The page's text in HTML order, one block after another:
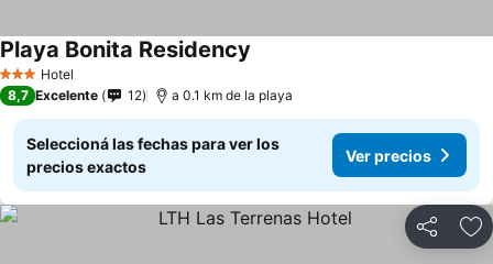
3 Estrellas
Hotel
Playa Bonita Residency
8,7 Excelente 12 a 0.1 km de la playa
Seleccioná las fechas para ver los
precios exactos
Ver precios
Compartir